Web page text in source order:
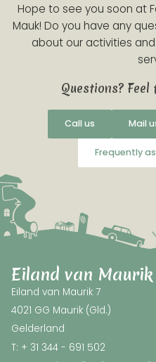
Hope to see you soon at
Mauk! Do you have any
about our activities
Questions?
Call us Mail
Frequently
Eiland van Maurik
Eiland van Maurik 7
4021 GG Maurik (Gld.)
Gelderland
T: + 31 344 - 691 502